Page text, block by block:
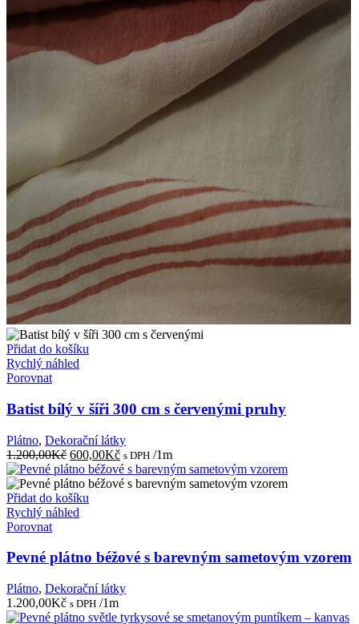
Přidat do košíku
Rychlý náhled
Porovnat
Batist bílý v šíři 300 cm s červenými pruhy
Plátno, Dekorační látky
1.200,00Kč Původní
cena
byla:
1.200,00Kč.
600,00KčAktuální
cena
je:
s DPH /1m
Přidat do košíku
Rychlý náhled
Porovnat
Pevné plátno béžové s barevným sametovým vzorem
Plátno, Dekorační látky
1.200,00Kč s DPH /1m